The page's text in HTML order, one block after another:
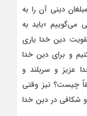
دینی آن را به
می‌گوییم «باید به
دین خدا یاری
و برای دین خدا
عزیز و سربلند و
چیست؟ نیز وقتی
شکافی در دین خدا